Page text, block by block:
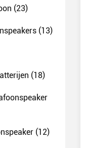
(23)
(13)
(18)
(12)